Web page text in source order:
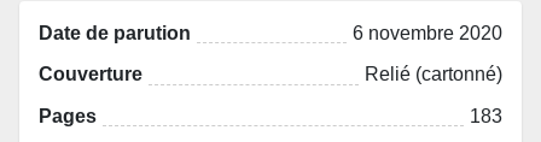
Date de parution 6 novembre 2020
Couverture Relié (cartonné)
Pages 183